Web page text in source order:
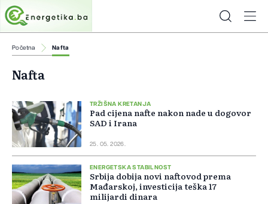
Početna Nafta
Nafta
TRŽIŠNA KRETANJA
Pad cijena nafte nakon nade u dogovor
SAD i Irana
25. 05. 2026.
ENERGETSKA STABILNOST
Srbija dobija novi naftovod prema
Mađarskoj, investicija teška 17
milijardi dinara